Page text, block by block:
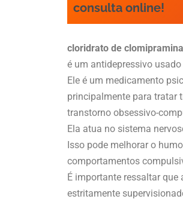
consulta online!
cloridrato de clomipramina
é um antidepressivo
Ele é um medicamento
principalmente para tratar
transtorno obsessivo-
Ela atua no sistema
Isso pode melhorar o
comportamentos
É importante ressaltar que
estritamente